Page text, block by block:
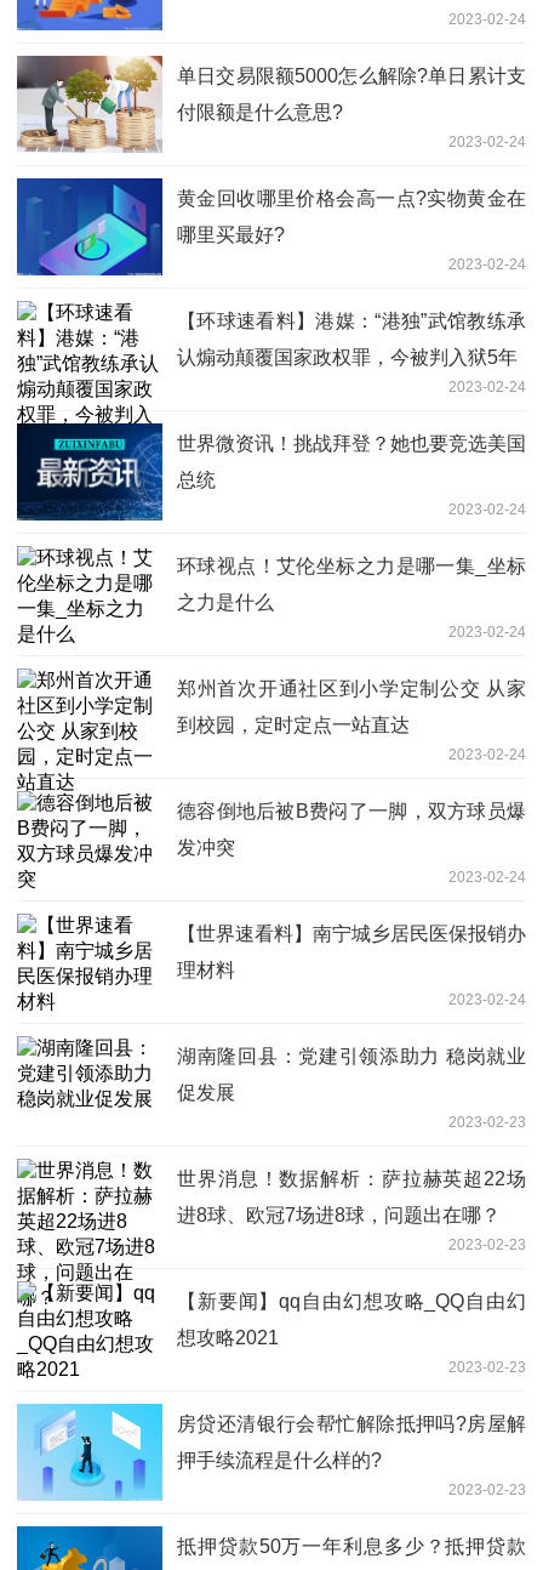
2023-02-24
单日交易限额5000怎么解除?单日累计支
付限额是什么意思?
2023-02-24
黄金回收哪里价格会高一点?实物黄金在
哪里买最好?
2023-02-24
【环球速看料】港媒：“港独”武馆教练承
认煽动颠覆国家政权罪，今被判入狱5年
2023-02-24
世界微资讯！挑战拜登？她也要竞选美国
总统
2023-02-24
环球视点！艾伦坐标之力是哪一集_坐标
之力是什么
2023-02-24
郑州首次开通社区到小学定制公交 从家
到校园，定时定点一站直达
2023-02-24
德容倒地后被B费闷了一脚，双方球员爆
发冲突
2023-02-24
【世界速看料】南宁城乡居民医保报销办
理材料
2023-02-24
湖南隆回县：党建引领添助力 稳岗就业
促发展
2023-02-23
世界消息！数据解析：萨拉赫英超22场
进8球、欧冠7场进8球，问题出在哪？
2023-02-23
【新要闻】qq自由幻想攻略_QQ自由幻
想攻略2021
2023-02-23
房贷还清银行会帮忙解除抵押吗?房屋解
押手续流程是什么样的?
2023-02-23
抵押贷款50万一年利息多少？抵押贷款